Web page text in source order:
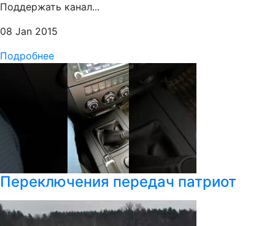
Поддержать канал...
08 Jan 2015
Подробнее
Переключения передач патриот